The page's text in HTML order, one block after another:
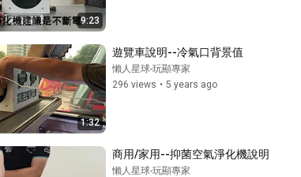
9:23
1:32
遊覽車說明--冷氣口背景值
懶人星球-玩顯專家
296 views • 5 years ago
商用/家用--抑菌空氣淨化機說明
懶人星球-玩顯專家